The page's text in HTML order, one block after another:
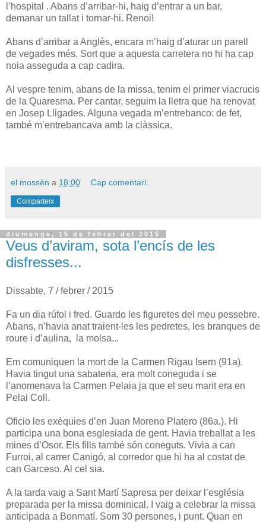
l’hospital . Abans d’arribar-hi, haig d’entrar a un bar,
demanar un tallat i tornar-hi. Renoi!
Abans d’arribar a Anglès, encara m’haig d’aturar un parell
de vegades més. Sort que a aquesta carretera no hi ha cap
noia asseguda a cap cadira.
Al vespre tenim, abans de la missa, tenim el primer viacrucis
de la Quaresma. Per cantar, seguim la lletra que ha renovat
en Josep Lligades. Alguna vegada m’entrebanco: de fet,
també m’entrebancava amb la clàssica.
el mossèn a 18:00 Cap comentari:
Comparteix
diumenge, 15 de febrer del 2015
Veus d’aviram, sota l’encís de les
disfresses...
Dissabte, 7 / febrer / 2015
Fa un dia rúfol i fred. Guardo les figuretes del meu pessebre.
Abans, n’havia anat traient-les les pedretes, les branques de
roure i d’aulina, la molsa...
Em comuniquen la mort de la Carmen Rigau Isern (91a).
Havia tingut una sabateria, era molt coneguda i se
l’anomenava la Carmen Pelaia ja que el seu marit era en
Pelai Coll.
Oficio les exèquies d’en Juan Moreno Platero (86a.). Hi
participa una bona esglesiada de gent. Havia treballat a les
mines d’Osor. Els fills també són coneguts. Vivia a can
Furroi, al carrer Canigó, al corredor que hi ha al costat de
can Garceso. Al cel sia.
A la tarda vaig a Sant Martí Sapresa per deixar l’església
preparada per la missa dominical. I vaig a celebrar la missa
anticipada a Bonmatí. Som 30 persones, i punt. Quan en